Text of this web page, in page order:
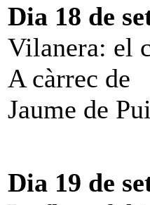
Dia 18 de
Vilanera: el
A càrrec de
Jaume de
Dia 19 de